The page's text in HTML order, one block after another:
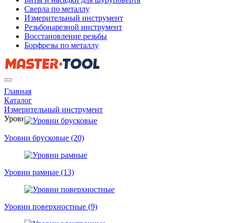
Сверла по металлу
Измерительный инструмент
Резьбонарезной инструмент
Восстановление резьбы
Борфрезы по металлу
Главная
Каталог
Измерительный инструмент
Уровни
Уровни брусковые (20)
Уровни рамные (13)
Уровни поверхностные (9)